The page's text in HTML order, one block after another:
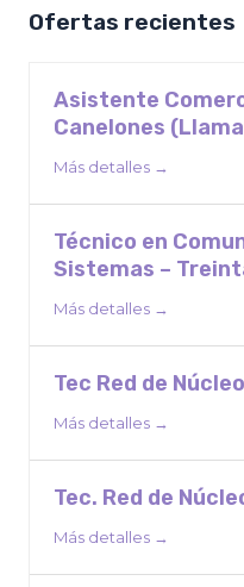
Ofertas recientes
Asistente
Canelones
Más detalles
Técnico en
Sistemas –
Más detalles
Tec Red de
Más detalles
Tec. Red de
Más detalles